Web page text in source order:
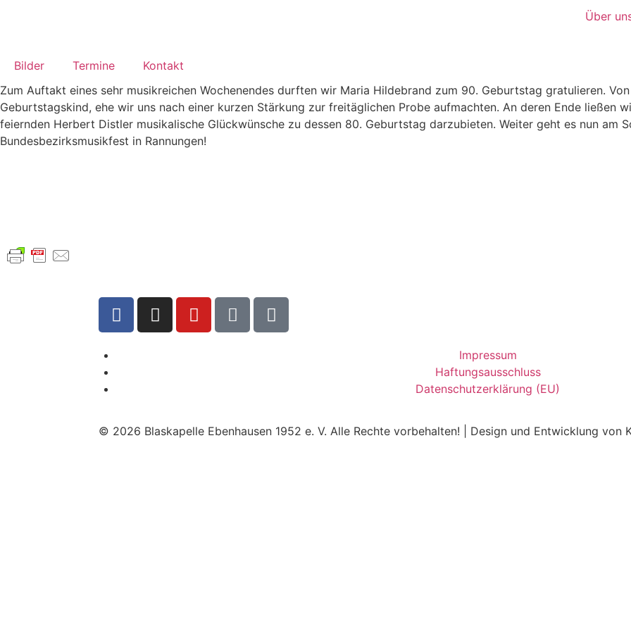
Über
Bilder Termine
Kontakt
Zum Auftakt eines sehr musikreichen Wochenendes durften wir Maria Hildebrand zum 90. Geburtstag gratulieren.
Geburtstagskind, ehe wir uns nach einer kurzen Stärkung zur freitäglichen Probe aufmachten. An deren Ende ließen
feiernden Herbert Distler musikalische Glückwünsche zu dessen 80. Geburtstag darzubieten. Weiter geht es nun am
Bundesbezirksmusikfest in Rannungen!
Impressum
Haftungsausschluss
Datenschutzerklärung (EU)
© 2026 Blaskapelle Ebenhausen 1952 e. V. Alle Rechte vorbehalten! | Design und Entwicklung von